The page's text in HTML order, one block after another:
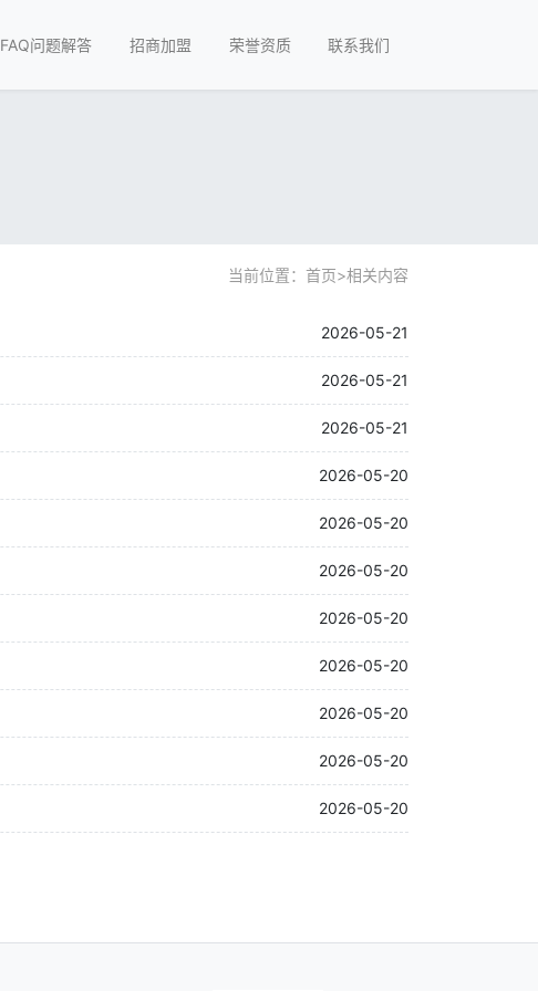
FAQ问题解答 招商加盟 荣誉资质 联系我们
当前位置： 首页>相关内容
2026-05-21
2026-05-21
2026-05-21
2026-05-20
2026-05-20
2026-05-20
2026-05-20
2026-05-20
2026-05-20
2026-05-20
2026-05-20